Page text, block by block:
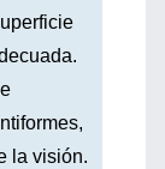
la visión.